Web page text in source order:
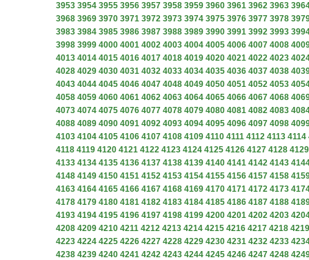
3953 3954 3955 3956 3957 3958 3959 3960 3961 3962 3963
3968 3969 3970 3971 3972 3973 3974 3975 3976 3977 3978
3983 3984 3985 3986 3987 3988 3989 3990 3991 3992 3993
3998 3999 4000 4001 4002 4003 4004 4005 4006 4007 4008
4013 4014 4015 4016 4017 4018 4019 4020 4021 4022 4023
4028 4029 4030 4031 4032 4033 4034 4035 4036 4037 4038
4043 4044 4045 4046 4047 4048 4049 4050 4051 4052 4053
4058 4059 4060 4061 4062 4063 4064 4065 4066 4067 4068
4073 4074 4075 4076 4077 4078 4079 4080 4081 4082 4083
4088 4089 4090 4091 4092 4093 4094 4095 4096 4097 4098
4103 4104 4105 4106 4107 4108 4109 4110 4111 4112 4113 4114
4118 4119 4120 4121 4122 4123 4124 4125 4126 4127 4128 4129
4133 4134 4135 4136 4137 4138 4139 4140 4141 4142 4143
4148 4149 4150 4151 4152 4153 4154 4155 4156 4157 4158
4163 4164 4165 4166 4167 4168 4169 4170 4171 4172 4173
4178 4179 4180 4181 4182 4183 4184 4185 4186 4187 4188
4193 4194 4195 4196 4197 4198 4199 4200 4201 4202 4203
4208 4209 4210 4211 4212 4213 4214 4215 4216 4217 4218 4219
4223 4224 4225 4226 4227 4228 4229 4230 4231 4232 4233
4238 4239 4240 4241 4242 4243 4244 4245 4246 4247 4248